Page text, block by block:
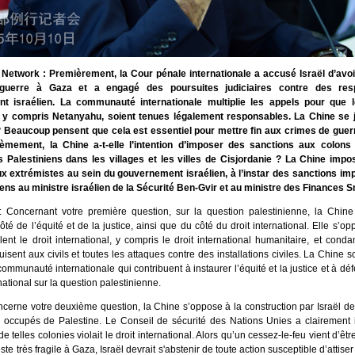
: Premièrement, la Cour pénale internationale a accusé Israël
à Gaza et a engagé des poursuites judiciaires contre des
israélien. La communauté internationale multiplie les appels pour que
compris Netanyahu, soient tenues légalement responsables. La Chine se
Beaucoup pensent que cela est essentiel pour mettre fin aux crimes de
la Chine a-t-elle l’intention d’imposer des sanctions aux
Palestiniens dans les villages et les villes de Cisjordanie ? La Chine
extrémistes au sein du gouvernement israélien, à l’instar des sanctions
au ministre israélien de la Sécurité Ben-Gvir et au ministre des Finances
Concernant votre première question, sur la question palestinienne, la
de l’équité et de la justice, ainsi que du côté du droit international. Elle
le droit international, y compris le droit international humanitaire, et
aux civils et toutes les attaques contre des installations civiles. La Chine
internationale qui contribuent à instaurer l’équité et la justice et à
sur la question palestinienne.
votre deuxième question, la Chine s’oppose à la construction par Israël
occupés de Palestine. Le Conseil de sécurité des Nations Unies a
telles colonies violait le droit international. Alors qu’un cessez-le-feu vient
très fragile à Gaza, Israël devrait s'abstenir de toute action susceptible